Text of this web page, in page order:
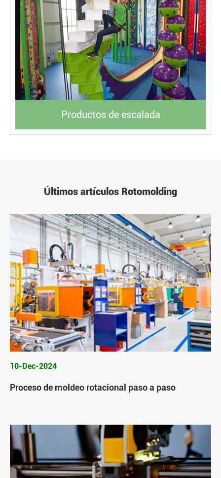
Productos de escalada
Últimos artículos Rotomolding
10-Dec-2024
Proceso de moldeo rotacional paso a paso